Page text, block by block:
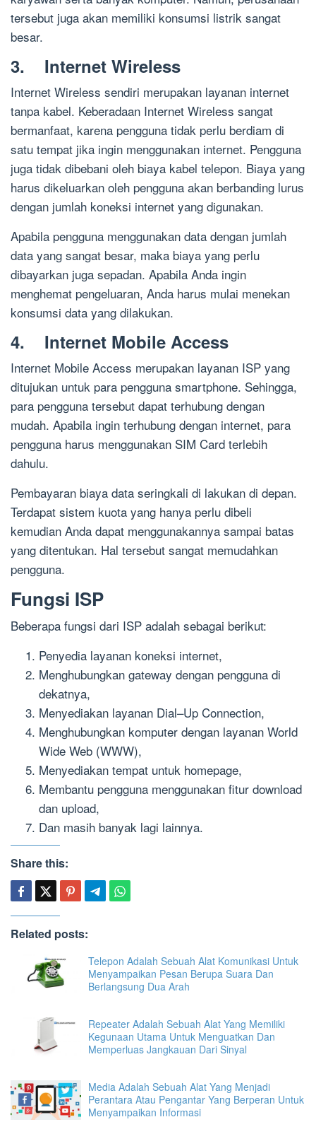
tersebut juga akan memiliki konsumsi listrik sangat
besar.
3. Internet Wireless
Internet Wireless sendiri merupakan layanan internet
tanpa kabel. Keberadaan Internet Wireless sangat
bermanfaat, karena pengguna tidak perlu berdiam di
satu tempat jika ingin menggunakan internet. Pengguna
juga tidak dibebani oleh biaya kabel telepon. Biaya yang
harus dikeluarkan oleh pengguna akan berbanding lurus
dengan jumlah koneksi internet yang digunakan.
Apabila pengguna menggunakan data dengan jumlah
data yang sangat besar, maka biaya yang perlu
dibayarkan juga sepadan. Apabila Anda ingin
menghemat pengeluaran, Anda harus mulai menekan
konsumsi data yang dilakukan.
4. Internet Mobile Access
Internet Mobile Access merupakan layanan ISP yang
ditujukan untuk para pengguna smartphone. Sehingga,
para pengguna tersebut dapat terhubung dengan
mudah. Apabila ingin terhubung dengan internet, para
pengguna harus menggunakan SIM Card terlebih
dahulu.
Pembayaran biaya data seringkali di lakukan di depan.
Terdapat sistem kuota yang hanya perlu dibeli
kemudian Anda dapat menggunakannya sampai batas
yang ditentukan. Hal tersebut sangat memudahkan
pengguna.
Fungsi ISP
Beberapa fungsi dari ISP adalah sebagai berikut:
Penyedia layanan koneksi internet,
Menghubungkan gateway dengan pengguna di
dekatnya,
Menyediakan layanan Dial–Up Connection,
Menghubungkan komputer dengan layanan World
Wide Web (WWW),
Menyediakan tempat untuk homepage,
Membantu pengguna menggunakan fitur download
dan upload,
Dan masih banyak lagi lainnya.
Share this:
Related posts:
Telepon Adalah Sebuah Alat Komunikasi Untuk
Menyampaikan Pesan Berupa Suara Dan
Berlangsung Dua Arah
Repeater Adalah Sebuah Alat Yang Memiliki
Kegunaan Utama Untuk Menguatkan Dan
Memperluas Jangkauan Dari Sinyal
Media Adalah Sebuah Alat Yang Menjadi
Perantara Atau Pengantar Yang Berperan Untuk
Menyampaikan Informasi